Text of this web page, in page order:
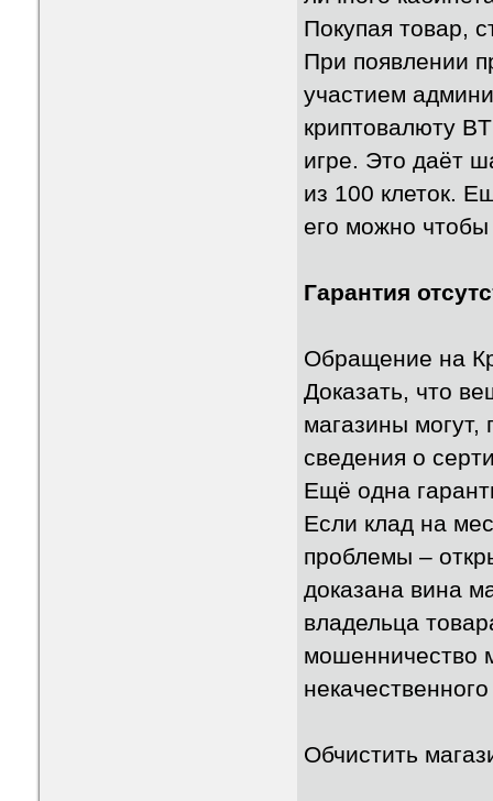
Покупая товар,
При появлении
участием
криптовалюту
игре. Это даёт
из 100 клеток.
его можно
Гарантия
Обращение на
Доказать, что
магазины могут,
сведения о
Ещё одна
Если клад на
проблемы –
доказана вина
владельца
мошенничество
Обчистить